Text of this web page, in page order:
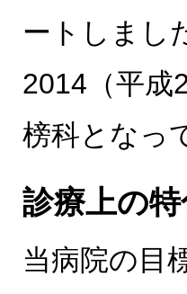
ートしまし
2014（平成
榜科となっ
診療上の
当病院の目